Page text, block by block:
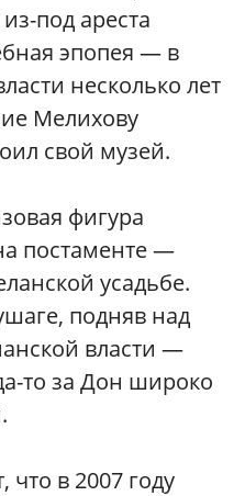
под ареста
эпопея — в
несколько лет
Мелихову
свой музей.
фигура
постаменте —
усадьбе.
подняв над
власти —
то за Дон широко
что в 2007 году